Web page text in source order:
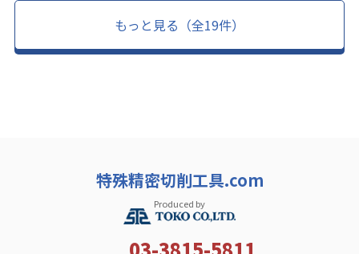
もっと見る（全19件）
特殊精密切削工具.com
Produced by